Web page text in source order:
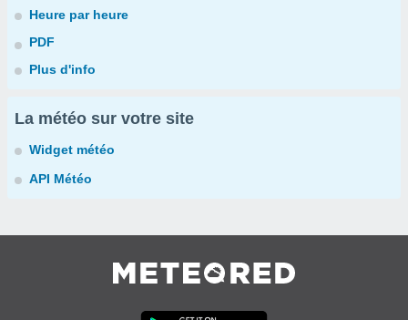
Heure par heure
PDF
Plus d'info
La météo sur votre site
Widget météo
API Météo